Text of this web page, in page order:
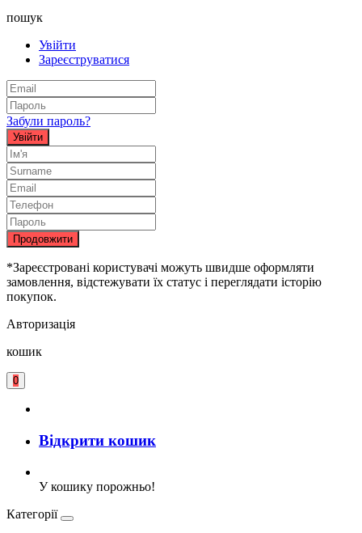
пошук
Увійти
Зареєструватися
Забули пароль?
Увійти
Продовжити
*Зареєстровані користувачі можуть швидше оформляти
замовлення, відстежувати їх статус і переглядати історію
покупок.
Авторизація
кошик
0
Відкрити кошик
У кошику порожньо!
Категорії